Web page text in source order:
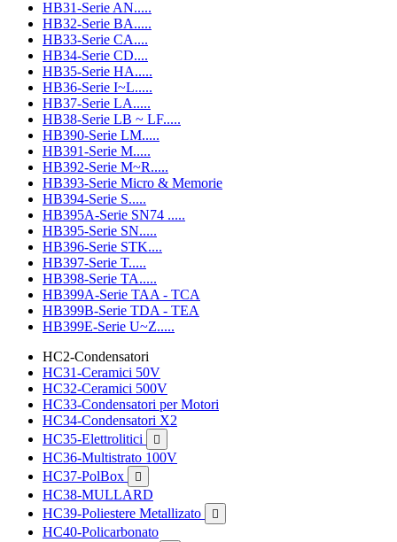
HB31-Serie AN.....
HB32-Serie BA.....
HB33-Serie CA....
HB34-Serie CD....
HB35-Serie HA.....
HB36-Serie I~L.....
HB37-Serie LA.....
HB38-Serie LB ~ LF.....
HB390-Serie LM.....
HB391-Serie M.....
HB392-Serie M~R.....
HB393-Serie Micro & Memorie
HB394-Serie S.....
HB395A-Serie SN74 .....
HB395-Serie SN.....
HB396-Serie STK....
HB397-Serie T.....
HB398-Serie TA.....
HB399A-Serie TAA - TCA
HB399B-Serie TDA - TEA
HB399E-Serie U~Z.....
HC2-Condensatori
HC31-Ceramici 50V
HC32-Ceramici 500V
HC33-Condensatori per Motori
HC34-Condensatori X2
HC35-Elettrolitici

HC36-Multistrato 100V
HC37-PolBox

HC38-MULLARD
HC39-Poliestere Metallizato

HC40-Policarbonato